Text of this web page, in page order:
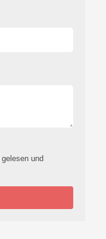
gelesen und